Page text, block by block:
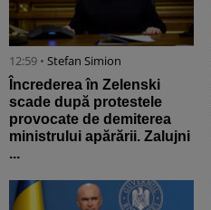
12:59 • Stefan Simion
Încrederea în Zelenski
scade după protestele
provocate de demiterea
ministrului apărării. Zalujni
...